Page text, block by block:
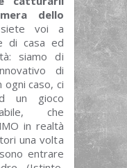
dello
voi a
di casa ed
siamo di
di
ogni caso, ci
un gioco
che
in realtà
una volta
entrare